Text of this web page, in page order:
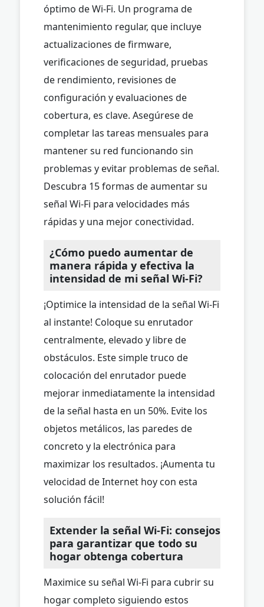
óptimo de Wi-Fi. Un programa de
mantenimiento regular, que incluye
actualizaciones de firmware,
verificaciones de seguridad, pruebas
de rendimiento, revisiones de
configuración y evaluaciones de
cobertura, es clave. Asegúrese de
completar las tareas mensuales para
mantener su red funcionando sin
problemas y evitar problemas de señal.
Descubra 15 formas de aumentar su
señal Wi-Fi para velocidades más
rápidas y una mejor conectividad.
¿Cómo puedo aumentar de
manera rápida y efectiva la
intensidad de mi señal Wi-Fi?
¡Optimice la intensidad de la señal Wi-Fi
al instante! Coloque su enrutador
centralmente, elevado y libre de
obstáculos. Este simple truco de
colocación del enrutador puede
mejorar inmediatamente la intensidad
de la señal hasta en un 50%. Evite los
objetos metálicos, las paredes de
concreto y la electrónica para
maximizar los resultados. ¡Aumenta tu
velocidad de Internet hoy con esta
solución fácil!
Extender la señal Wi-Fi: consejos
para garantizar que todo su
hogar obtenga cobertura
Maximice su señal Wi-Fi para cubrir su
hogar completo siguiendo estos